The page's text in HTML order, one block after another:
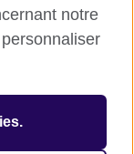
notre